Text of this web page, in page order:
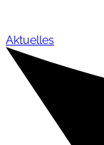
Aktuelles